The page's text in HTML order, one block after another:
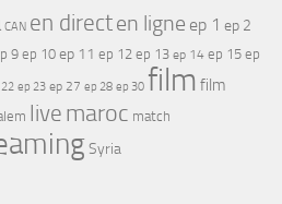
CAN en directen ligne ep 1 ep 2
9 ep 10 ep 11 ep 12 ep 13 ep 14 ep 15 ep
ep 23 ep 27 ep 28 ep 30 film film
live maroc match
Syria